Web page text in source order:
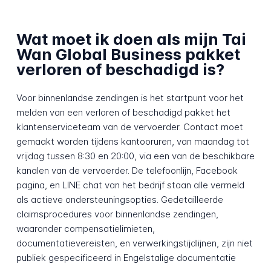
Wat moet ik doen als mijn Tai
Wan Global Business pakket
verloren of beschadigd is?
Voor binnenlandse zendingen is het startpunt voor het
melden van een verloren of beschadigd pakket het
klantenserviceteam van de vervoerder. Contact moet
gemaakt worden tijdens kantooruren, van maandag tot
vrijdag tussen 8:30 en 20:00, via een van de beschikbare
kanalen van de vervoerder. De telefoonlijn, Facebook
pagina, en LINE chat van het bedrijf staan alle vermeld
als actieve ondersteuningsopties. Gedetailleerde
claimsprocedures voor binnenlandse zendingen,
waaronder compensatielimieten,
documentatievereisten, en verwerkingstijdlijnen, zijn niet
publiek gespecificeerd in Engelstalige documentatie